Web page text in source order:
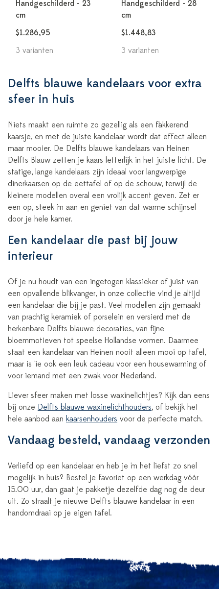
Handgeschilderd - 23
cm
$1.286,95
3 varianten
Handgeschilderd - 28
cm
$1.448,83
3 varianten
Delfts blauwe kandelaars voor extra
sfeer in huis
Niets maakt een ruimte zo gezellig als een flakkerend
kaarsje, en met de juiste kandelaar wordt dat effect alleen
maar mooier. De Delfts blauwe kandelaars van Heinen
Delfts Blauw zetten je kaars letterlijk in het juiste licht. De
statige, lange kandelaars zijn ideaal voor langwerpige
dinerkaarsen op de eettafel of op de schouw, terwijl de
kleinere modellen overal een vrolijk accent geven. Zet er
een op, steek 'm aan en geniet van dat warme schijnsel
door je hele kamer.
Een kandelaar die past bij jouw
interieur
Of je nu houdt van een ingetogen klassieker of juist van
een opvallende blikvanger, in onze collectie vind je altijd
een kandelaar die bij je past. Veel modellen zijn gemaakt
van prachtig keramiek of porselein en versierd met de
herkenbare Delfts blauwe decoraties, van fijne
bloemmotieven tot speelse Hollandse vormen. Daarmee
staat een kandelaar van Heinen nooit alleen mooi op tafel,
maar is 'ie ook een leuk cadeau voor een housewarming of
voor iemand met een zwak voor Nederland.
Liever sfeer maken met losse waxinelichtjes? Kijk dan eens
bij onze Delfts blauwe waxinelichthouders, of bekijk het
hele aanbod aan kaarsenhouders voor de perfecte match.
Vandaag besteld, vandaag verzonden
Verliefd op een kandelaar en heb je 'm het liefst zo snel
mogelijk in huis? Bestel je favoriet op een werkdag vóór
15.00 uur, dan gaat je pakketje dezelfde dag nog de deur
uit. Zo straalt je nieuwe Delfts blauwe kandelaar in een
handomdraai op je eigen tafel.